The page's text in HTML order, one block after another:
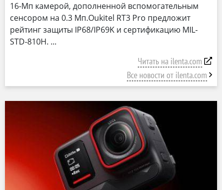
16-Мп камерой, дополненной вспомогательным
сенсором на 0.3 Мп.Oukitel RT3 Pro предложит
рейтинг защиты IP68/IP69K и сертификацию MIL-
STD-810H.
Читать на ilenta.com
Все новости от ilenta.com